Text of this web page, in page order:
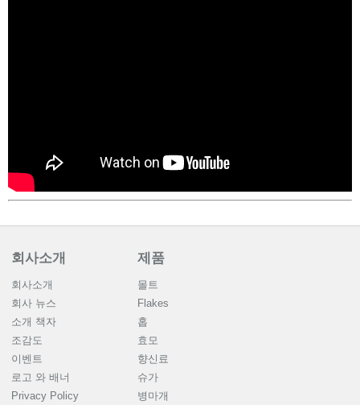
회사소개
회사소개
회사 뉴스
소개 책자
조감도
이벤트
로고 와 배너
Privacy Policy
제품
몰트
Flakes
홉
효모
향신료
슈가
병마개